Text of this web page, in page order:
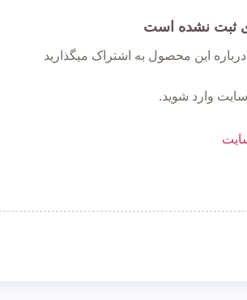
ثبت نشده است
این محصول به اشتراک میگذارید
وارد شوید.